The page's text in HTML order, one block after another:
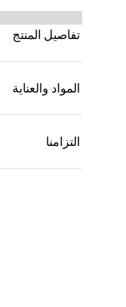
تفاصيل المنتج
المواد والعناية
التزامنا